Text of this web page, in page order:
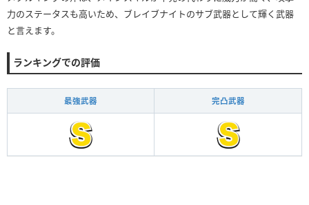
力のステータスも高いため、ブレイブナイトのサブ武器として輝く武器
と言えます。
ランキングでの評価
最強武器 完凸武器